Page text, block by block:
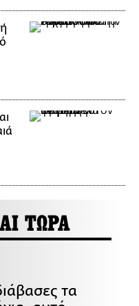
ΤΩΡΑ
τα